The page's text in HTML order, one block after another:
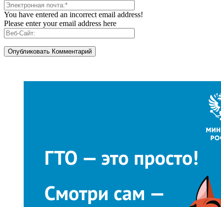
You have entered an incorrect email address!
Please enter your email address here